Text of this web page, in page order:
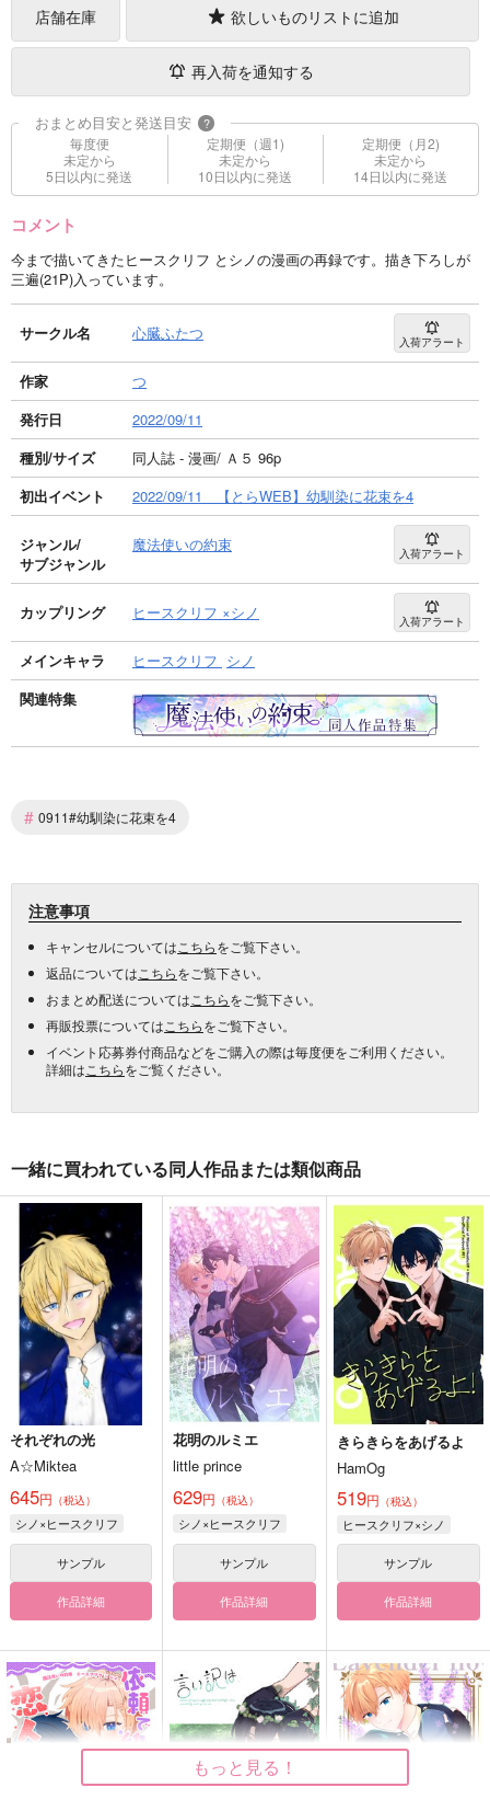
店舗在庫 欲しいものリストに追加
再入荷を通知する
おまとめ目安と発送目安 ?
毎度便
未定から
5日以内に発送
定期便（週1)
未定から
10日以内に発送
定期便（月2)
未定から
14日以内に発送
コメント
今まで描いてきたヒースクリフ とシノの漫画の再録です。描き下ろしが
三遍(21P)入っています。
サークル名 心臓ふたつ 入荷アラート
作家
つ
発行日
2022/09/11
種別/サイズ
同人誌 - 漫画/ Ａ５ 96p
初出イベント
2022/09/11 【とらWEB】幼馴染に花束を4
ジャンル/
サブジャンル
魔法使いの約束 入荷アラート
カップリング ヒースクリフ ×シノ 入荷アラート
メインキャラ ヒースクリフ シノ
関連特集
# 0911#幼馴染に花束を4
注意事項
キャンセルについては こちらをご覧下さい。
返品については こちらをご覧下さい。
おまとめ配送については こちらをご覧下さい。
再販投票については こちらをご覧下さい。
イベント応募券付商品などをご購入の際は毎度便をご利用ください。
詳細は こちらをご覧ください。
一緒に買われている同人作品または類似商品
それぞれの光
A☆Miktea
645円 （税込）
シノ×ヒースクリフ
サンプル
作品詳細
花明のルミエ
little prince
629円 （税込）
シノ×ヒースクリフ
サンプル
作品詳細
きらきらをあげるよ
HamOg
519円 （税込）
ヒースクリフ×シノ
サンプル
作品詳細
もっと見る！